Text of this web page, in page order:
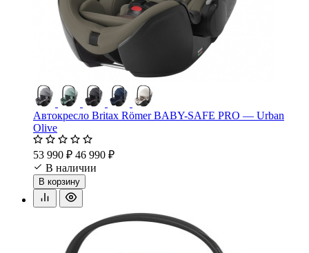
Автокресло Britax Römer BABY-SAFE PRO — Urban
Olive
53 990 ₽ 46 990 ₽
В наличии
В корзину